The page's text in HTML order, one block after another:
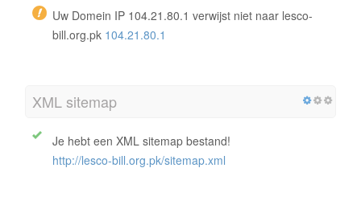
Uw Domein IP 104.21.80.1 verwijst niet naar lesco-
bill.org.pk 104.21.80.1
XML sitemap
Je hebt een XML sitemap bestand!
http://lesco-bill.org.pk/sitemap.xml